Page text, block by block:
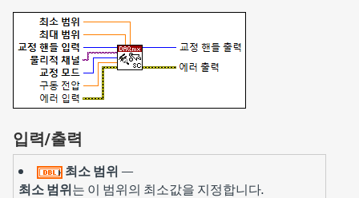
입력/출력
최소 범위 —
최소 범위는 이 범위의 최소값을 지정합니다.